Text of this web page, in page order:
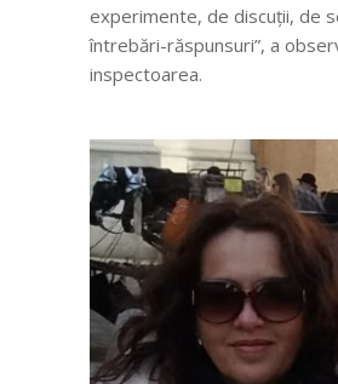
experimente, de discuții, de
întrebări-răspunsuri”, a
inspectoarea.